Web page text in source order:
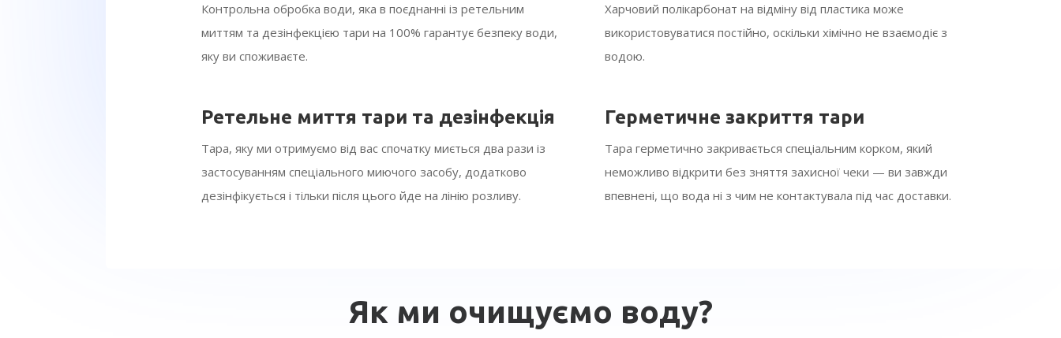
Контрольна обробка води, яка в поєднанні із ретельним
миттям та дезінфекцією тари на 100% гарантує безпеку води,
яку ви споживаєте.
Харчовий полікарбонат на відміну від пластика може
використовуватися постійно, оскільки хімічно не взаємодіє з
водою.
Ретельне миття тари та дезінфекція
Тара, яку ми отримуємо від вас спочатку миється два рази із
застосуванням спеціального миючого засобу, додатково
дезінфікується і тільки після цього йде на лінію розливу.
Герметичне закриття тари
Тара герметично закривається спеціальним корком, який
неможливо відкрити без зняття захисної чеки — ви завжди
впевнені, що вода ні з чим не контактувала під час доставки.
Як ми очищуємо воду?